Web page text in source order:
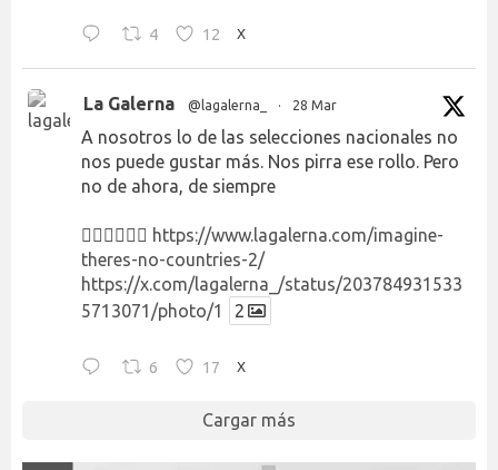
4 12 X
La Galerna @lagalerna_ · 28 Mar
A nosotros lo de las selecciones nacionales no
nos puede gustar más. Nos pirra ese rollo. Pero
no de ahora, de siempre
👉🏻👉🏻👉🏻 https://www.lagalerna.com/imagine-
theres-no-countries-2/
https://x.com/lagalerna_/status/203784931533
5713071/photo/1
2
6 17 X
Cargar más